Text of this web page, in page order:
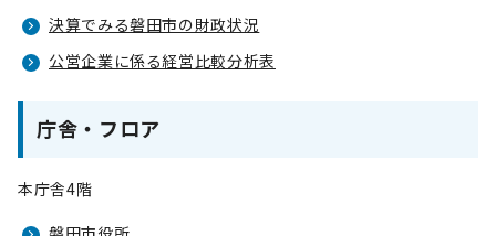
決算でみる磐田市の財政状況
公営企業に係る経営比較分析表
庁舎・フロア
本庁舎4階